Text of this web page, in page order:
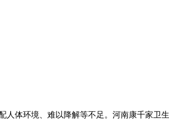
体环境、难以降解等不足。河南康千家卫